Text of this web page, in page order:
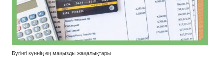
Бүгінгі күннің ең маңызды жаңалықтары